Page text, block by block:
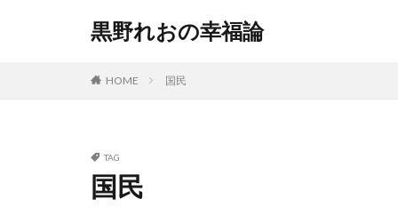
黒野れおの幸福論
HOME 国民
TAG
国民